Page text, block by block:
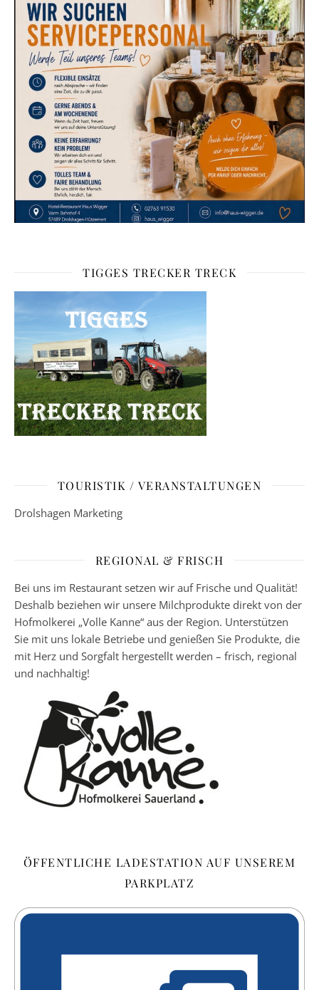
TIGGES TRECKER TRECK
TOURISTIK / VERANSTALTUNGEN
Drolshagen Marketing
REGIONAL & FRISCH
Bei uns im Restaurant setzen wir auf Frische und Qualität!
Deshalb beziehen wir unsere Milchprodukte direkt von der
Hofmolkerei „Volle Kanne“ aus der Region. Unterstützen
Sie mit uns lokale Betriebe und genießen Sie Produkte, die
mit Herz und Sorgfalt hergestellt werden – frisch, regional
und nachhaltig!
ÖFFENTLICHE LADESTATION AUF UNSEREM
PARKPLATZ